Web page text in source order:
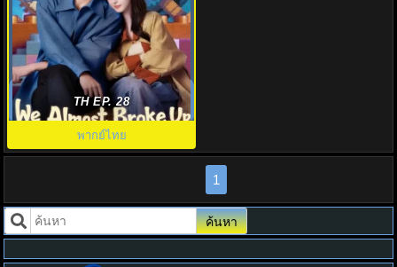
ดูซีรี่ย์ We Almost Broke Up
(2025) รักนี้รีเพลย์ไม่เลิก พากย์
ไทย EP1-14 เต็มเรื่อง
TH EP. 28
พากย์ไทย
1
ค้นหา